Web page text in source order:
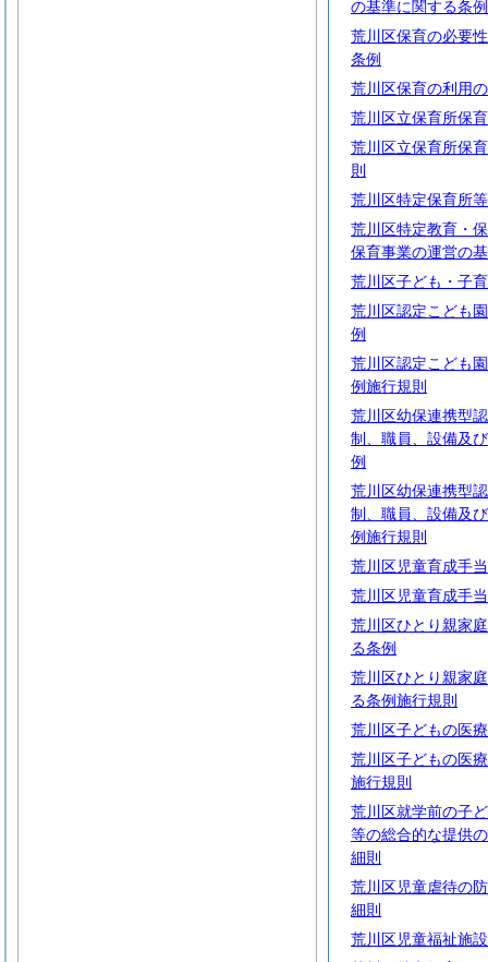
の基準に関する条
荒川区保育の必要
条例
荒川区保育の利用
荒川区立保育所保
荒川区立保育所保
則
荒川区特定保育所
荒川区特定教育・
保育事業の運営の
荒川区子ども・子
荒川区認定こども
例
荒川区認定こども
例施行規則
荒川区幼保連携型
制、職員、設備及
例
荒川区幼保連携型
制、職員、設備及
例施行規則
荒川区児童育成手
荒川区児童育成手
荒川区ひとり親家
る条例
荒川区ひとり親家
る条例施行規則
荒川区子どもの医
荒川区子どもの医
施行規則
荒川区就学前の子
等の総合的な提供
細則
荒川区児童虐待の
細則
荒川区児童福祉施